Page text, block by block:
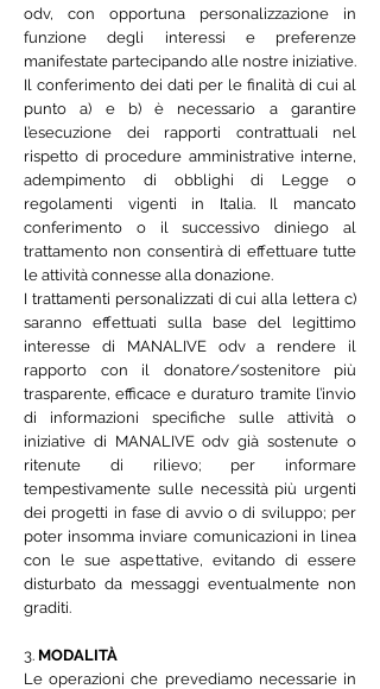
odv, con opportuna personalizzazione in
funzione degli interessi e preferenze
manifestate partecipando alle nostre iniziative.
Il conferimento dei dati per le finalità di cui al
punto a) e b) è necessario a garantire
l’esecuzione dei rapporti contrattuali nel
rispetto di procedure amministrative interne,
adempimento di obblighi di Legge o
regolamenti vigenti in Italia. Il mancato
conferimento o il successivo diniego al
trattamento non consentirà di effettuare tutte
le attività connesse alla donazione.
I trattamenti personalizzati di cui alla lettera c)
saranno effettuati sulla base del legittimo
interesse di MANALIVE odv a rendere il
rapporto con il donatore/sostenitore più
trasparente, efficace e duraturo tramite l’invio
di informazioni specifiche sulle attività o
iniziative di MANALIVE odv già sostenute o
ritenute di rilievo; per informare
tempestivamente sulle necessità più urgenti
dei progetti in fase di avvio o di sviluppo; per
poter insomma inviare comunicazioni in linea
con le sue aspettative, evitando di essere
disturbato da messaggi eventualmente non
graditi.
3. MODALITÀ
Le operazioni che prevediamo necessarie in